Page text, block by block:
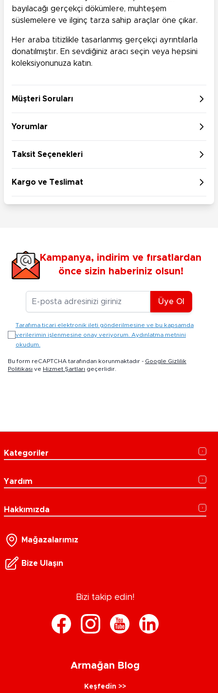
bayılacağı gerçekçi dökümlere, muhteşem
süslemelere ve ilginç tarza sahip araçlar öne çıkar.
Her araba titizlikle tasarlanmış gerçekçi ayrıntılarla
donatılmıştır. En sevdiğiniz aracı seçin veya hepsini
koleksiyonunuza katın.
Müşteri Soruları
Yorumlar
Taksit Seçenekleri
Kargo ve Teslimat
Kampanya, indirim ve fırsatlardan
önce sizin haberiniz olsun!
E-posta Adresiniz
Üye Ol
Tarafıma ticari elektronik ileti gönderilmesine ve bu kapsamda
verilerimin işlenmesine onay veriyorum. Aydınlatma metnini
okudum.
Bu form reCAPTCHA tarafından korunmaktadır - Google Gizlilik
Politikası ve Hizmet Şartları geçerlidir.
Kategoriler
Yardım
Hakkımızda
Mağazalarımız
Bize Ulaşın
Bizi takip edin!
Armağan Blog
Keşfedin >>